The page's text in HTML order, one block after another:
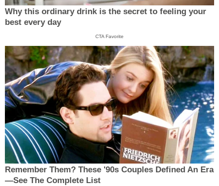
Why this ordinary drink is the secret to feeling your
best every day
CTA Favorite
Remember Them? These '90s Couples Defined An Era
—See The Complete List